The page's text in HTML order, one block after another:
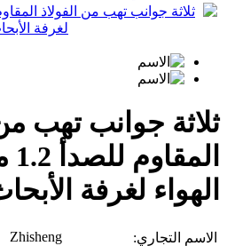
ثلاثة جوانب تهب
الهواء لغرفة
الاسم التجاري:
Zhisheng